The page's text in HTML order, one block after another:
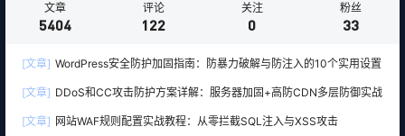
文章
5404
评论
122
关注
0
粉丝
33
[文章] WordPress安全防护加固指南：防暴力破解与防注入的10个实用设置
[文章] DDoS和CC攻击防护方案详解：服务器加固+高防CDN多层防御实战
[文章] 网站WAF规则配置实战教程：从零拦截SQL注入与XSS攻击